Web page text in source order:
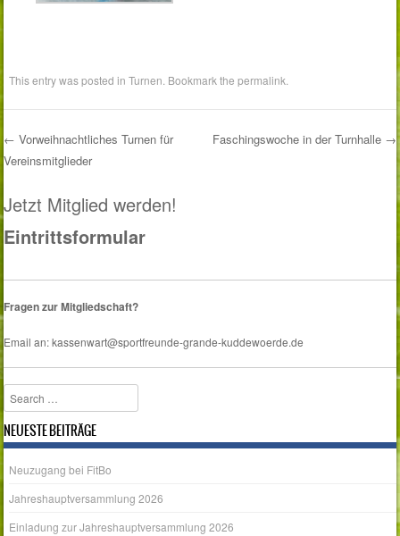
This entry was posted inTurnen . Bookmark thepermalink
Post navigation
← Vorweihnachtliches Turnen für
Vereinsmitglieder
Faschingswoche in der Turnhalle →
Jetzt Mitglied werden!
Eintrittsformular
Fragen zur Mitgliedschaft?
Email an: kassenwart@sportfreunde-grande-kuddewoerde.de
Search
NEUESTE BEITRÄGE
Neuzugang bei FitBo
Jahreshauptversammlung 2026
Einladung zur Jahreshauptversammlung 2026